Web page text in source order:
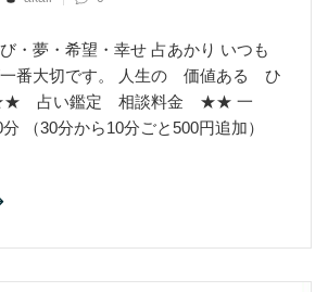
・夢・希望・幸せ 占あかり いつも
一番大切です。 人生の 価値ある ひ
★★ 占い鑑定 相談料金 ★★ 一
（30分から10分ごと500円追加）